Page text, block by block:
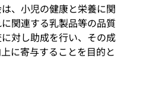
、小児の健康と栄養に関
関連する乳製品等の品質
対し助成を行い、その成
に寄与することを目的と